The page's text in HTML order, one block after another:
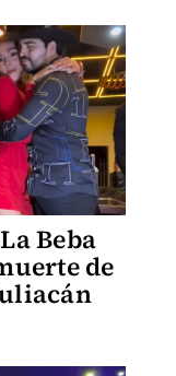
Beba
de